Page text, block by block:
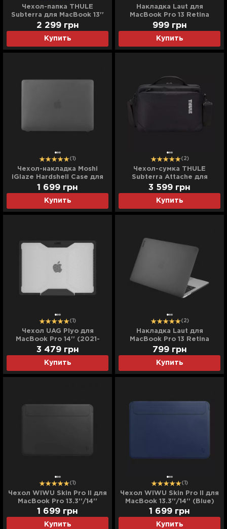
Чехол-папка THULE
Subterra для MacBook 13''
(Black)
Купить
2 299 грн
Накладка Laut для
MacBook Pro 13 Retina
(2016/2020) (Frost)
Купить
999 грн
(1)
Чехол-накладка Moshi
iGlaze Hardshell Case для
MacBook Pro 13 (2016-
2020) (Stealth Black)
Купить
1 699 грн
(2)
Чехол-сумка THULE
Subterra Attache для
MacBook 13'' (Black)
Купить
3 599 грн
(1)
Чехол UAG Plyo для
MacBook Pro 14'' (2021-
2025) (Ice)
Купить
3 479 грн
(2)
Накладка Laut для
MacBook Pro 13 Retina
(2012/2015) (Black)
Купить
799 грн
(1)
Чехол WIWU Skin Pro II для
MacBook Pro 13.3''/14''
(Black)
Купить
1 699 грн
(1)
Чехол WIWU Skin Pro II для
MacBook 13.3''/14'' (Blue)
Купить
1 699 грн